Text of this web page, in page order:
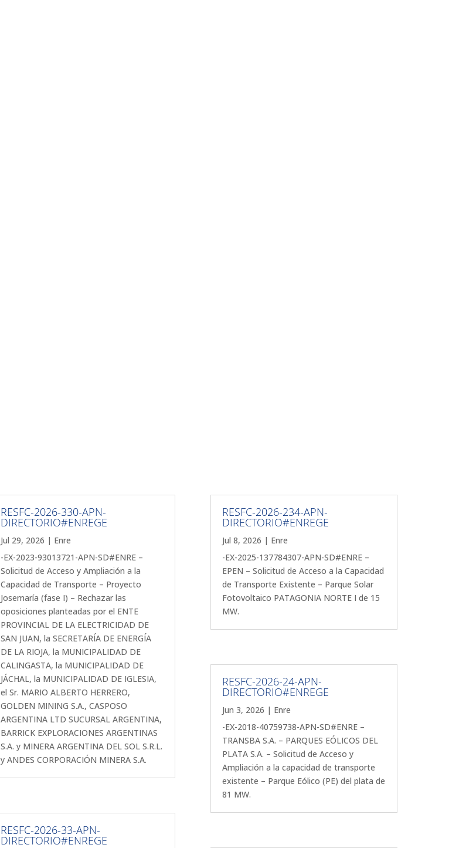
RESFC-2026-330-APN-
DIRECTORIO#ENREGE
Jul 29, 2026 | Enre
-EX-2023-93013721-APN-SD#ENRE –
Solicitud de Acceso y Ampliación a la
Capacidad de Transporte – Proyecto
Josemaría (fase I) – Rechazar las
oposiciones planteadas por el ENTE
PROVINCIAL DE LA ELECTRICIDAD DE
SAN JUAN, la SECRETARÍA DE ENERGÍA
DE LA RIOJA, la MUNICIPALIDAD DE
CALINGASTA, la MUNICIPALIDAD DE
JÁCHAL, la MUNICIPALIDAD DE IGLESIA,
el Sr. MARIO ALBERTO HERRERO,
GOLDEN MINING S.A., CASPOSO
ARGENTINA LTD SUCURSAL ARGENTINA,
BARRICK EXPLORACIONES ARGENTINAS
S.A. y MINERA ARGENTINA DEL SOL S.R.L.
y ANDES CORPORACIÓN MINERA S.A.
RESFC-2026-33-APN-
DIRECTORIO#ENREGE
RESFC-2026-234-APN-
DIRECTORIO#ENREGE
Jul 8, 2026 | Enre
-EX-2025-137784307-APN-SD#ENRE –
EPEN – Solicitud de Acceso a la Capacidad
de Transporte Existente – Parque Solar
Fotovoltaico PATAGONIA NORTE I de 15
MW.
RESFC-2026-24-APN-
DIRECTORIO#ENREGE
Jun 3, 2026 | Enre
-EX-2018-40759738-APN-SD#ENRE –
TRANSBA S.A. – PARQUES EÓLICOS DEL
PLATA S.A. – Solicitud de Acceso y
Ampliación a la capacidad de transporte
existente – Parque Eólico (PE) del plata de
81 MW.